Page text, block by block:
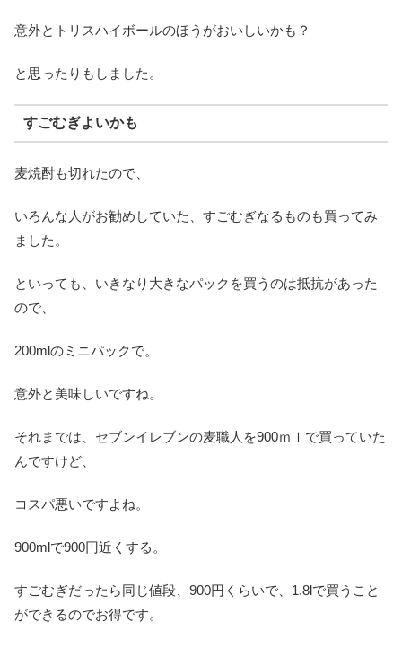
意外とトリスハイボールのほうがおいしいかも？
と思ったりもしました。
すごむぎよいかも
麦焼酎も切れたので、
いろんな人がお勧めしていた、すごむぎなるものも買ってみ
ました。
といっても、いきなり大きなパックを買うのは抵抗があった
ので、
200mlのミニパックで。
意外と美味しいですね。
それまでは、セブンイレブンの麦職人を900ｍｌで買っていた
んですけど、
コスパ悪いですよね。
900mlで900円近くする。
すごむぎだったら同じ値段、900円くらいで、1.8lで買うこと
ができるのでお得です。